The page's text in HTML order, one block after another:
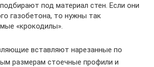
под материал стен. Если они
газобетона, то нужны так
«крокодилы».
вставляют нарезанные по
размерам стоечные профили и